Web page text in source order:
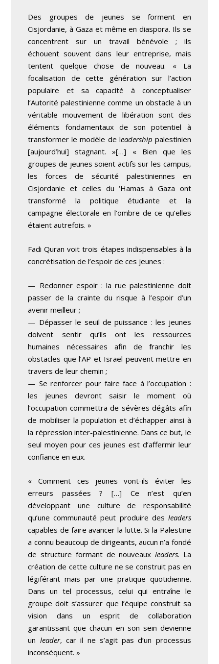
Des groupes de jeunes se forment en
Cisjordanie, à Gaza et même en diaspora. Ils se
concentrent sur un travail bénévole ; ils
échouent souvent dans leur entreprise, mais
tentent quelque chose de nouveau. « La
focalisation de cette génération sur l’action
populaire et sa capacité à conceptualiser
l’Autorité palestinienne comme un obstacle à un
véritable mouvement de libération sont des
éléments fondamentaux de son potentiel à
transformer le modèle de leadership palestinien
[aujourd’hui] stagnant. »[…] « Bien que les
groupes de jeunes soient actifs sur les campus,
les forces de sécurité palestiniennes en
Cisjordanie et celles du ‘Hamas à Gaza ont
transformé la politique étudiante et la
campagne électorale en l’ombre de ce qu’elles
étaient autrefois. »
Fadi Quran voit trois étapes indispensables à la
concrétisation de l’espoir de ces jeunes :
— Redonner espoir : la rue palestinienne doit
passer de la crainte du risque à l’espoir d’un
avenir meilleur ;
— Dépasser le seuil de puissance : les jeunes
doivent sentir qu’ils ont les ressources
humaines nécessaires afin de franchir les
obstacles que l’AP et Israël peuvent mettre en
travers de leur chemin ;
— Se renforcer pour faire face à l’occupation :
les jeunes devront saisir le moment où
l’occupation commettra de sévères dégâts afin
de mobiliser la population et d’échapper ainsi à
la répression inter-palestinienne. Dans ce but, le
seul moyen pour ces jeunes est d’affermir leur
confiance en eux.
« Comment ces jeunes vont-ils éviter les
erreurs passées ? […] Ce n’est qu’en
développant une culture de responsabilité
qu’une communauté peut produire des leaders
capables de faire avancer la lutte. Si la Palestine
a connu beaucoup de dirigeants, aucun n’a fondé
de structure formant de nouveaux leaders. La
création de cette culture ne se construit pas en
légiférant mais par une pratique quotidienne.
Dans un tel processus, celui qui entraîne le
groupe doit s’assurer que l’équipe construit sa
vision dans un esprit de collaboration
garantissant que chacun en son sein devienne
un leader, car il ne s’agit pas d’un processus
inconséquent. »